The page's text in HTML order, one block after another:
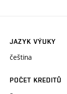
JAZYK VÝUKY
čeština
POČET KREDITŮ